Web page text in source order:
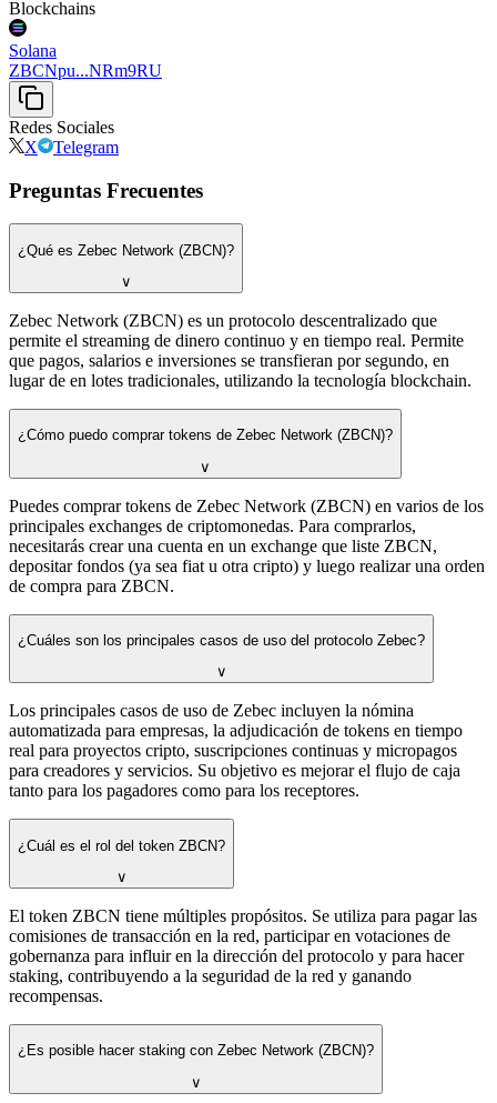
Blockchains
Solana
ZBCNpu...NRm9RU
Redes Sociales
X
Telegram
Preguntas Frecuentes
¿Qué es Zebec Network (ZBCN)?
∨
Zebec Network (ZBCN) es un protocolo descentralizado que
permite el streaming de dinero continuo y en tiempo real. Permite
que pagos, salarios e inversiones se transfieran por segundo, en
lugar de en lotes tradicionales, utilizando la tecnología blockchain.
¿Cómo puedo comprar tokens de Zebec Network (ZBCN)?
∨
Puedes comprar tokens de Zebec Network (ZBCN) en varios de los
principales exchanges de criptomonedas. Para comprarlos,
necesitarás crear una cuenta en un exchange que liste ZBCN,
depositar fondos (ya sea fiat u otra cripto) y luego realizar una orden
de compra para ZBCN.
¿Cuáles son los principales casos de uso del protocolo Zebec?
∨
Los principales casos de uso de Zebec incluyen la nómina
automatizada para empresas, la adjudicación de tokens en tiempo
real para proyectos cripto, suscripciones continuas y micropagos
para creadores y servicios. Su objetivo es mejorar el flujo de caja
tanto para los pagadores como para los receptores.
¿Cuál es el rol del token ZBCN?
∨
El token ZBCN tiene múltiples propósitos. Se utiliza para pagar las
comisiones de transacción en la red, participar en votaciones de
gobernanza para influir en la dirección del protocolo y para hacer
staking, contribuyendo a la seguridad de la red y ganando
recompensas.
¿Es posible hacer staking con Zebec Network (ZBCN)?
∨